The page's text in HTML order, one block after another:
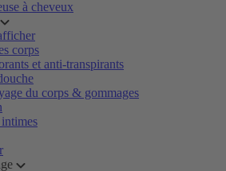
à cheveux
corps
et anti-transpirants
du corps & gommages